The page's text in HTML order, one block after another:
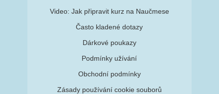
Video: Jak připravit kurz na Naučmese
Často kladené dotazy
Dárkové poukazy
Podmínky užívání
Obchodní podmínky
Zásady používání cookie souborů